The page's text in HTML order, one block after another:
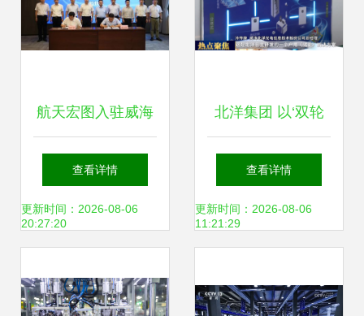
航天宏图入驻威海
临港区，超20亿元
项目助推新兴能源
查看详情
更新时间：2026-08-06
20:27:20
北洋集团 以‘双轮
驱动’战略赋能产业
升级，传统产业‘发
强枝’
查看详情
更新时间：2026-08-06
11:21:29